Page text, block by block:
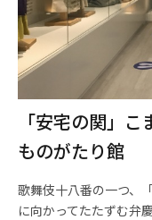
「安宅の関」
ものがたり館
歌舞伎十八番の一つ、
に向かってたたずむ弁